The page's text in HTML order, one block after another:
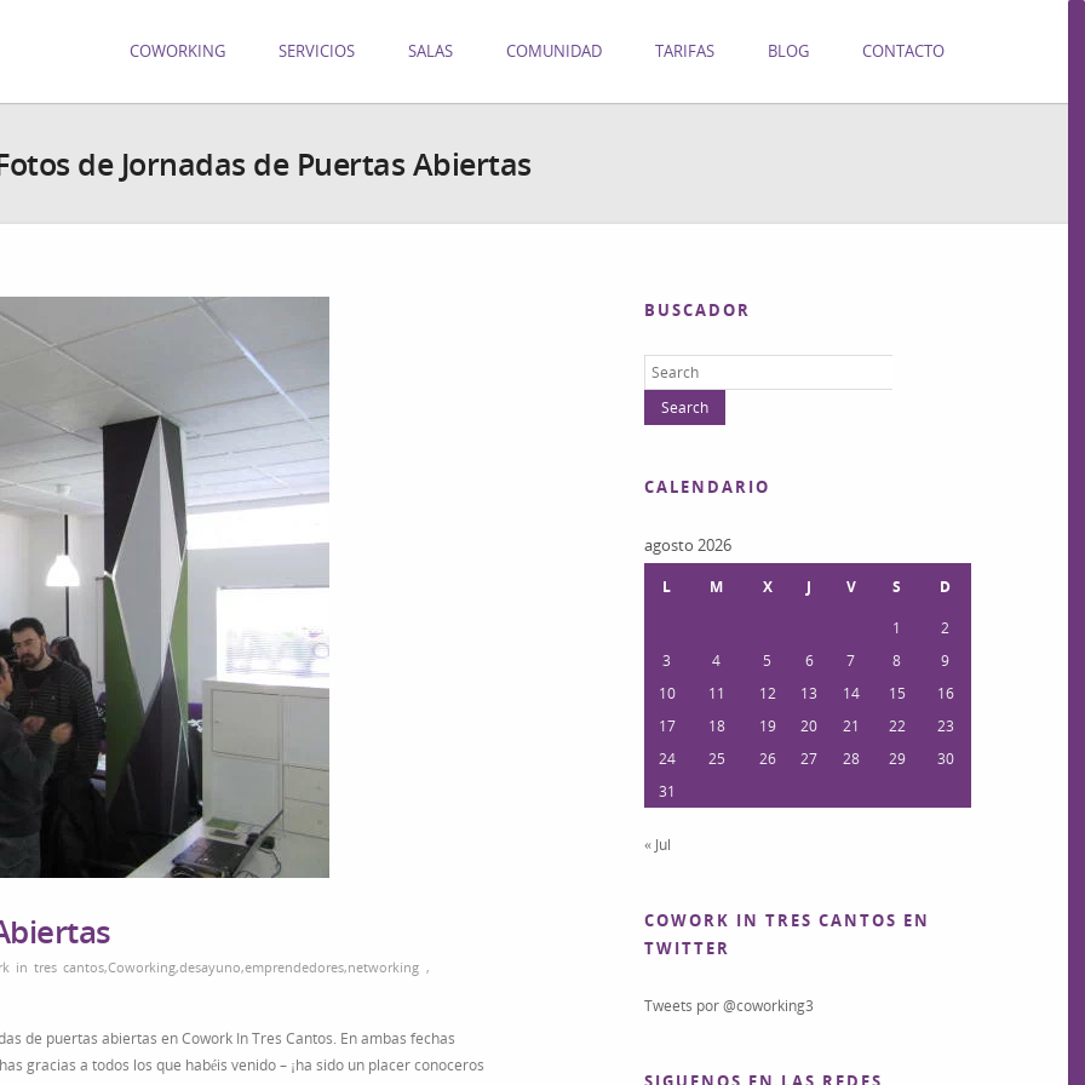
COWORKING SERVICIOS SALAS COMUNIDAD TARIFAS BLOG CONTACTO
de Jornadas de Puertas Abiertas
in tres cantos,Coworking,desayuno,emprendedores,networking ,
de puertas abiertas en Cowork In Tres Cantos. En ambas fechas
gracias a todos los que habéis venido – ¡ha sido un placer conoceros
BUSCADOR
CALENDARIO
agosto 2026
L M X J V S
D
1
2
3
4 5 6 7 8
9
10
11 12 13 14 15
16
17
18 19 20 21 22
23
24
25 26 27 28 29
30
31
« Jul
COWORK IN TRES CANTOS EN
TWITTER
Tweets por @coworking3